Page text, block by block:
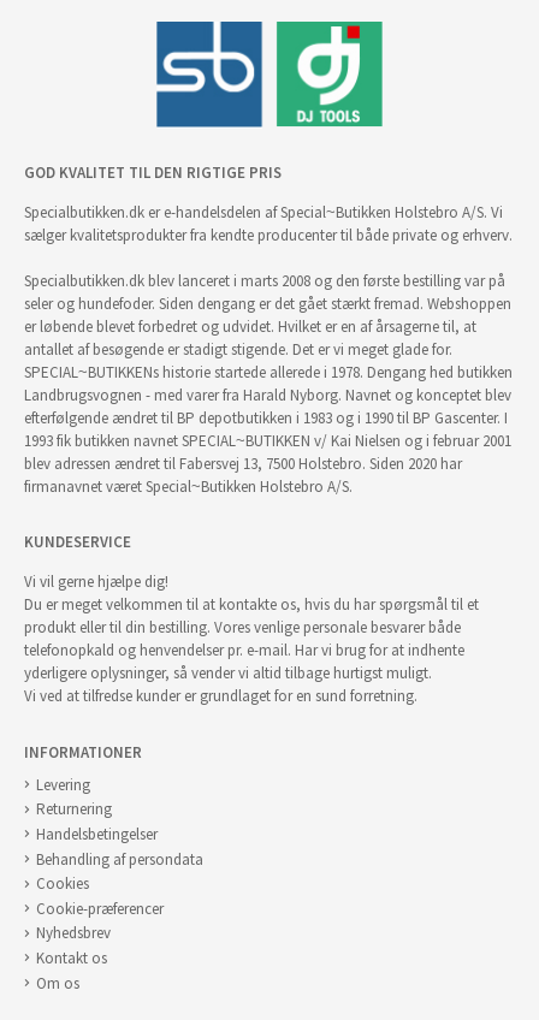
GOD KVALITET TIL DEN RIGTIGE PRIS
Specialbutikken.dk er e-handelsdelen af Special~Butikken Holstebro A/S. Vi
sælger kvalitetsprodukter fra kendte producenter til både private og erhverv.
Specialbutikken.dk blev lanceret i marts 2008 og den første bestilling var på
seler og hundefoder. Siden dengang er det gået stærkt fremad. Webshoppen
er løbende blevet forbedret og udvidet. Hvilket er en af årsagerne til, at
antallet af besøgende er stadigt stigende. Det er vi meget glade for.
SPECIAL~BUTIKKENs historie startede allerede i 1978. Dengang hed butikken
Landbrugsvognen - med varer fra Harald Nyborg. Navnet og konceptet blev
efterfølgende ændret til BP depotbutikken i 1983 og i 1990 til BP Gascenter. I
1993 fik butikken navnet SPECIAL~BUTIKKEN v/ Kai Nielsen og i februar 2001
blev adressen ændret til Fabersvej 13, 7500 Holstebro. Siden 2020 har
firmanavnet været Special~Butikken Holstebro A/S.
KUNDESERVICE
Vi vil gerne hjælpe dig!
Du er meget velkommen til at kontakte os, hvis du har spørgsmål til et
produkt eller til din bestilling. Vores venlige personale besvarer både
telefonopkald og henvendelser pr. e-mail. Har vi brug for at indhente
yderligere oplysninger, så vender vi altid tilbage hurtigst muligt.
Vi ved at tilfredse kunder er grundlaget for en sund forretning.
INFORMATIONER
Levering
Returnering
Handelsbetingelser
Behandling af persondata
Cookies
Cookie-præferencer
Nyhedsbrev
Kontakt os
Om os